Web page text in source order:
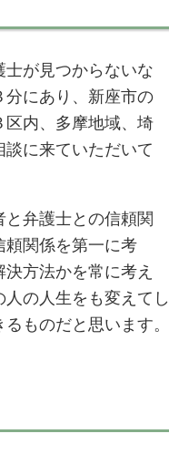
が見つからないな
にあり、新座市の
内、多摩地域、埼
に来ていただいて
弁護士との信頼関
関係を第一に考
方法かを常に考え
の人生をも変えて
ものだと思います